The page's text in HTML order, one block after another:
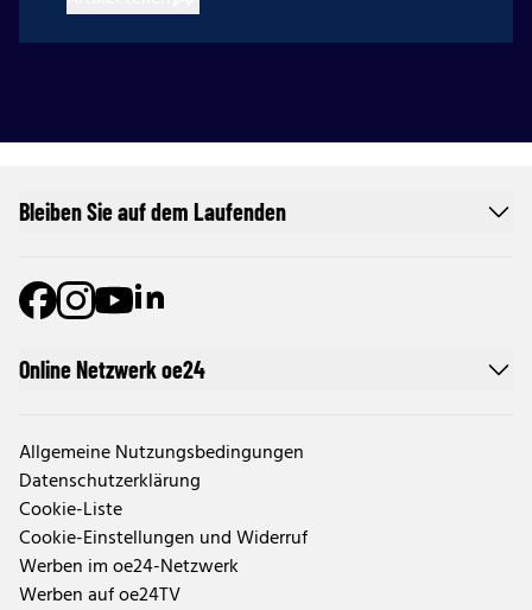
Online Netzwerk oe24
Allgemeine Nutzungsbedingungen
Datenschutzerklärung
Cookie-Liste
Cookie-Einstellungen und Widerruf
Werben im oe24-Netzwerk
Werben auf oe24TV
Bleiben Sie auf dem Laufenden